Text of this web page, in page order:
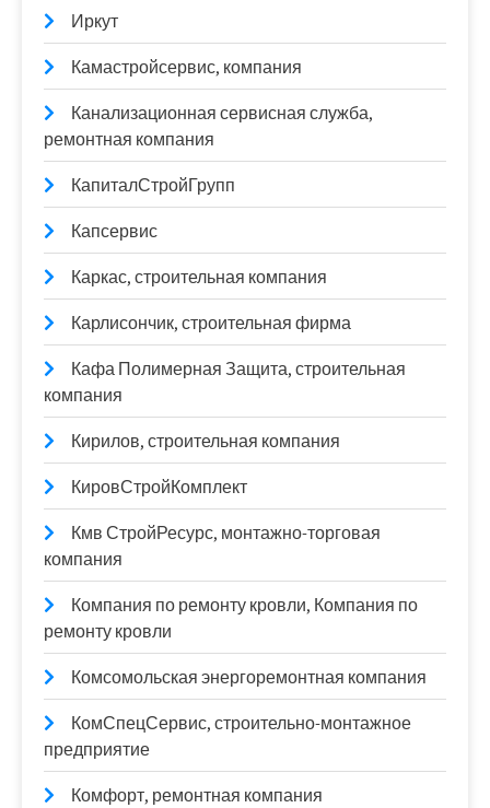
Иркут
Камастройсервис, компания
Канализационная сервисная служба,
ремонтная компания
КапиталСтройГрупп
Капсервис
Каркас, строительная компания
Карлисончик, строительная фирма
Кафа Полимерная Защита, строительная
компания
Кирилов, строительная компания
КировСтройКомплект
Кмв СтройРесурс, монтажно-торговая
компания
Компания по ремонту кровли, Компания по
ремонту кровли
Комсомольская энергоремонтная компания
КомСпецСервис, строительно-монтажное
предприятие
Комфорт, ремонтная компания